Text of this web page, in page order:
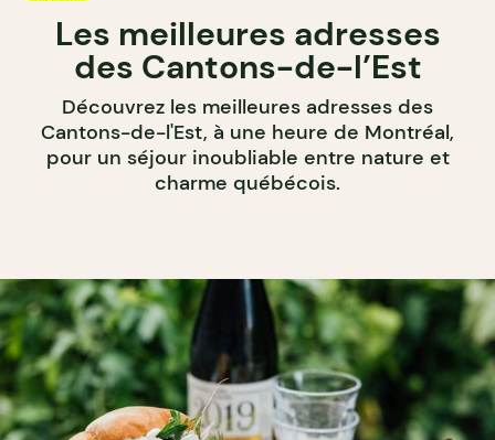
Les meilleures adresses
des Cantons-de-l’Est
Découvrez les meilleures adresses des
Cantons-de-l'Est, à une heure de Montréal,
pour un séjour inoubliable entre nature et
charme québécois.